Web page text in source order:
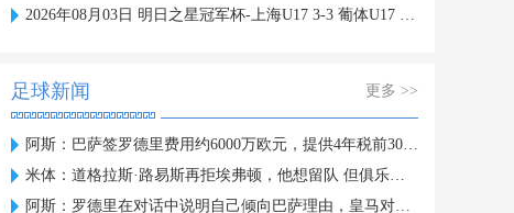
2026年08月03日 明日之星冠军杯-上海U17 3-3 葡体U17 梁锦鸿梅开二度
足球新闻 更多 >>
阿斯：巴萨签罗德里费用约6000万欧元，提供4年税前3000万欧合同
米体：道格拉斯·路易斯再拒埃弗顿，他想留队 但俱乐部尚未敲定
阿斯：罗德里在对话中说明自己倾向巴萨理由，皇马对此理解＆祝好